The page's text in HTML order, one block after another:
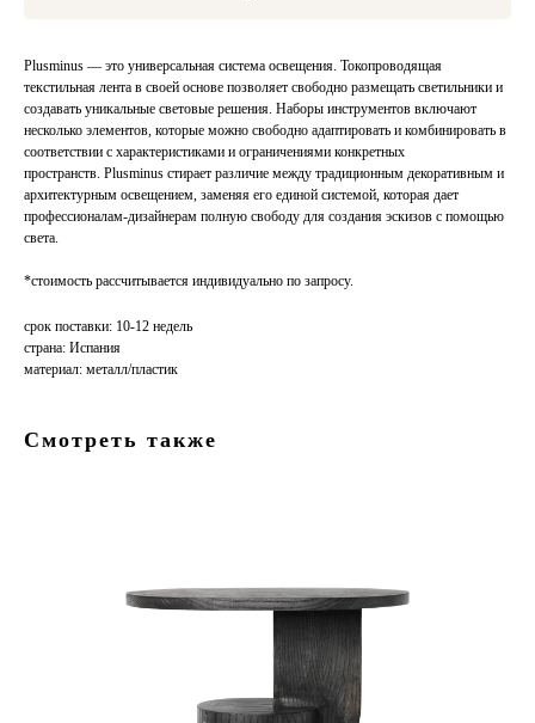
Plusminus — это универсальная система освещения. Токопроводящая
текстильная лента в своей основе позволяет свободно размещать светильники и
создавать уникальные световые решения. Наборы инструментов включают
несколько элементов, которые можно свободно адаптировать и комбинировать в
соответствии с характеристиками и ограничениями конкретных
пространств. Plusminus стирает различие между традиционным декоративным и
архитектурным освещением, заменяя его единой системой, которая дает
профессионалам-дизайнерам полную свободу для создания эскизов с помощью
света.
*стоимость рассчитывается индивидуально по запросу.
срок поставки: 10-12 недель
страна: Испания
материал: металл/пластик
Смотреть также